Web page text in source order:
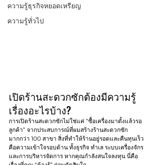
ความรู้ธุรกิจหยอดเหรียญ
ความรู้ทั่วไป
เปิดร้านสะดวกซักต้องมีความรู้
เรื่องอะไรบ้าง?
การเปิดร้านสะดวกซักไม่ใช่แค่ “ซื้อเครื่องมาตั้งแล้วรอ
ลูกค้า” จากประสบการณ์ที่ผมสร้างร้านสะดวกซัก
มากกว่า 100 สาขา สิ่งที่ทำให้ร้านอยู่รอดและคืนทุนเร็ว
คือความเข้าใจรอบด้าน ทั้งธุรกิจ ทำเล ระบบเครื่องจักร
และการบริหารจัดการ หากคุณกำลังสนใจลงทุน นี่คือ